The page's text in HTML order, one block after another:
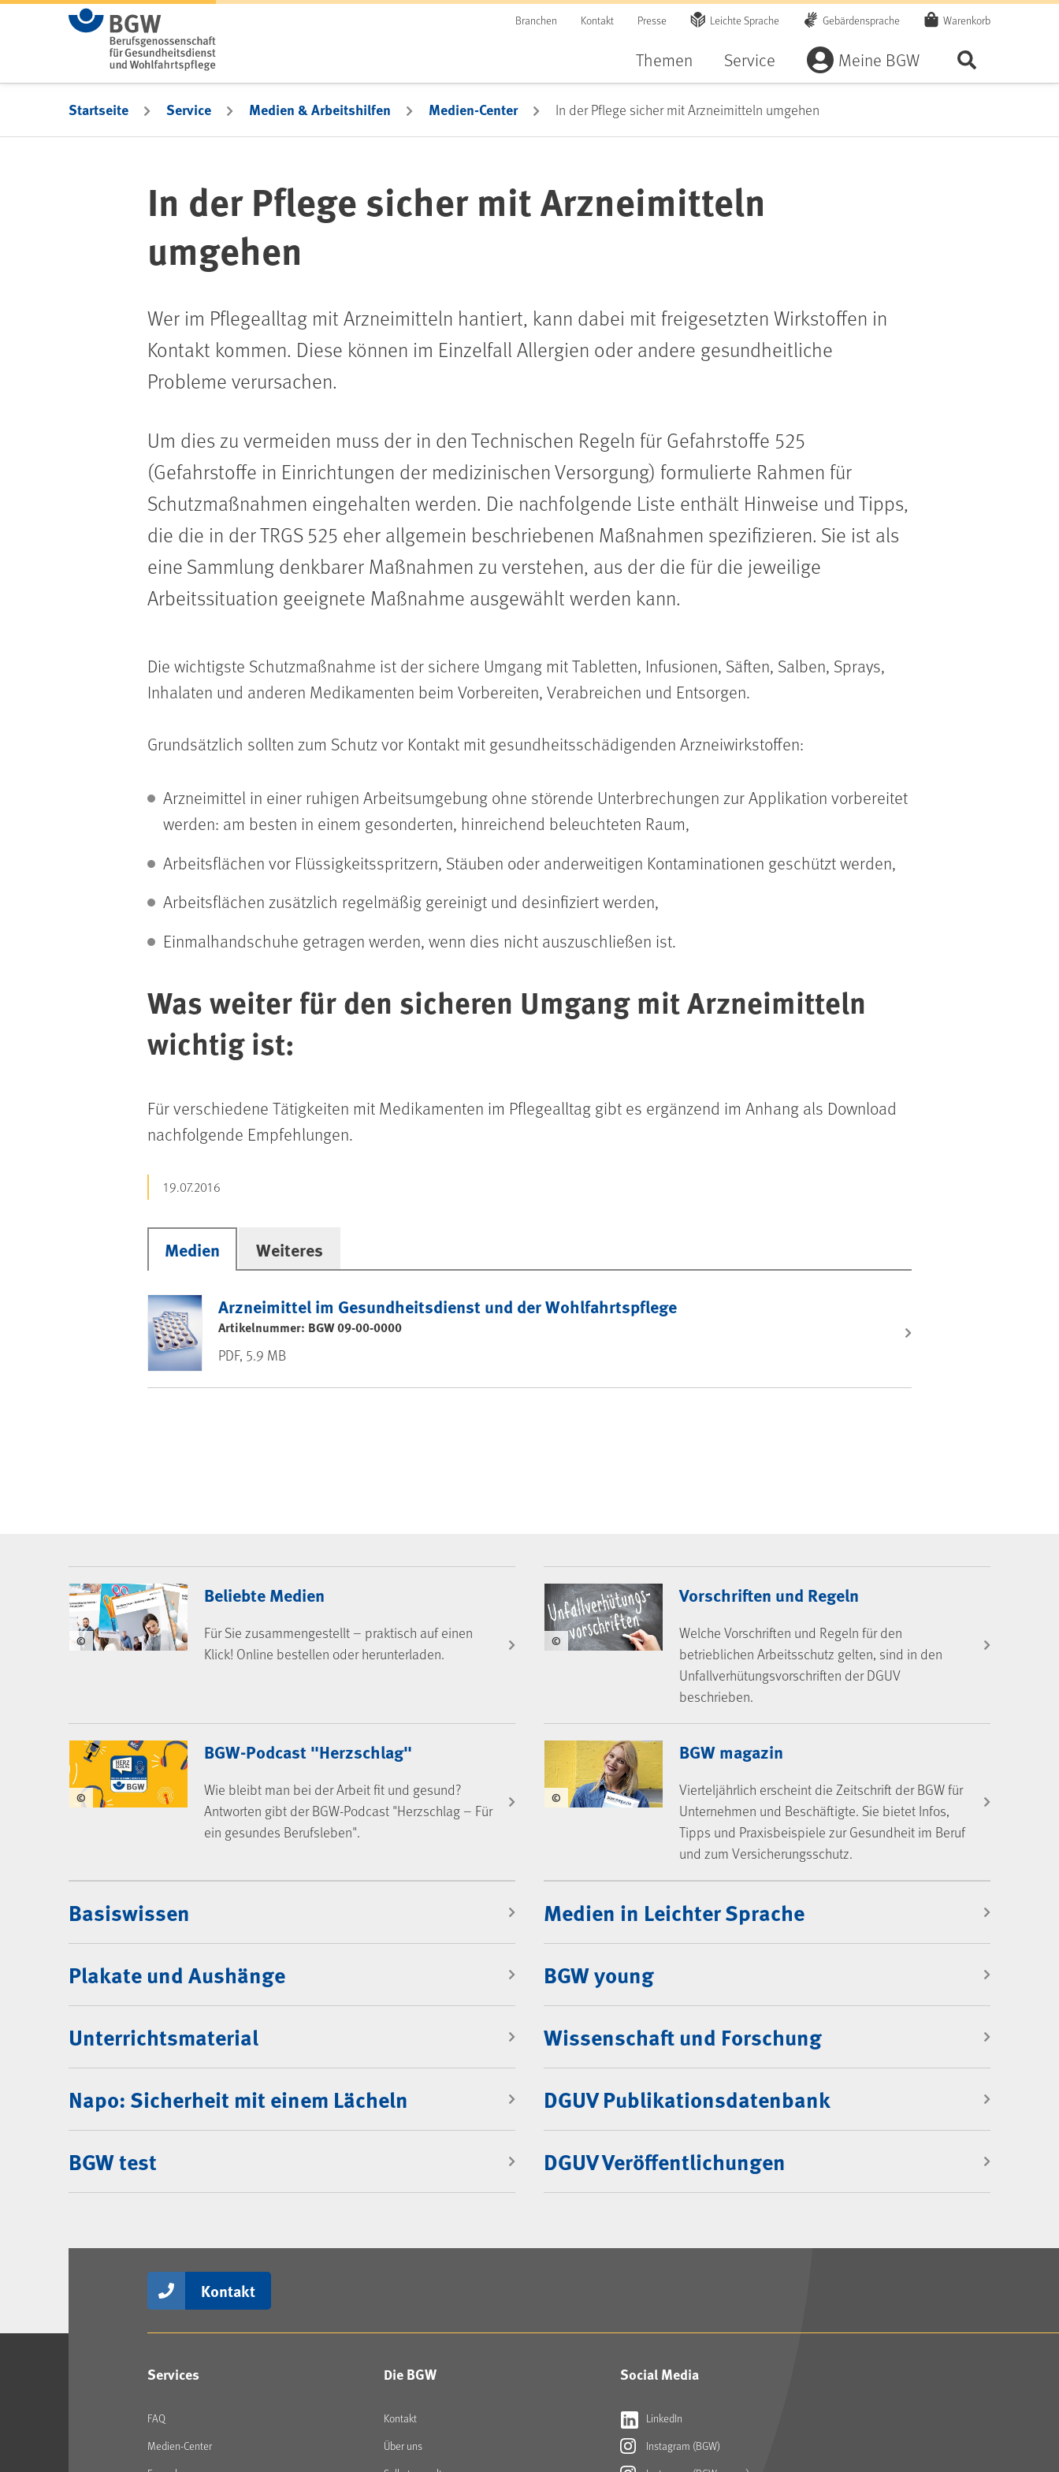
Zum Hauptinhalt springen Branchen Kontakt Presse Leichte Sprache Gebärdensprache Warenkorb
Themen Service Meine BGW
Startseite Service Medien & Arbeitshilfen Medien-Center In der Pflege sicher mit Arzneimitteln umgehen
In der Pflege sicher mit Arzneimitteln
umgehen
Wer im Pflegealltag mit Arzneimitteln hantiert, kann dabei mit freigesetzten Wirkstoffen in
Kontakt kommen. Diese können im Einzelfall Allergien oder andere gesundheitliche
Probleme verursachen.
Um dies zu vermeiden muss der in den Technischen Regeln für Gefahrstoffe 525
(Gefahrstoffe in Einrichtungen der medizinischen Versorgung) formulierte Rahmen für
Schutzmaßnahmen eingehalten werden. Die nachfolgende Liste enthält Hinweise und Tipps,
die die in der TRGS 525 eher allgemein beschriebenen Maßnahmen spezifizieren. Sie ist als
eine Sammlung denkbarer Maßnahmen zu verstehen, aus der die für die jeweilige
Arbeitssituation geeignete Maßnahme ausgewählt werden kann.
Die wichtigste Schutzmaßnahme ist der sichere Umgang mit Tabletten, Infusionen, Säften, Salben, Sprays,
Inhalaten und anderen Medikamenten beim Vorbereiten, Verabreichen und Entsorgen.
Grundsätzlich sollten zum Schutz vor Kontakt mit gesundheitsschädigenden Arzneiwirkstoffen:
Arzneimittel in einer ruhigen Arbeitsumgebung ohne störende Unterbrechungen zur Applikation vorbereitet
werden: am besten in einem gesonderten, hinreichend beleuchteten Raum,
Arbeitsflächen vor Flüssigkeitsspritzern, Stäuben oder anderweitigen Kontaminationen geschützt werden,
Arbeitsflächen zusätzlich regelmäßig gereinigt und desinfiziert werden,
Einmalhandschuhe getragen werden, wenn dies nicht auszuschließen ist.
Was weiter für den sicheren Umgang mit Arzneimitteln
wichtig ist:
Für verschiedene Tätigkeiten mit Medikamenten im Pflegealltag gibt es ergänzend im Anhang als Download
nachfolgende Empfehlungen.
19.07.2016
Medien
Arzneimittel im Gesundheitsdienst und der Wohlfahrtspflege
Artikelnummer: BGW 09-00-0000
PDF, 5.9 MB
Weiteres
BGW-Mediencenter
Beliebte Medien
Für Sie zusammengestellt – praktisch auf einen
Klick! Online bestellen oder herunterladen.
©
Vorschriften und Regeln
Welche Vorschriften und Regeln für den
betrieblichen Arbeitsschutz gelten, sind in den
Unfallverhütungsvorschriften der DGUV
beschrieben.
©
BGW-Podcast "Herzschlag"
Wie bleibt man bei der Arbeit fit und gesund?
Antworten gibt der BGW-Podcast "Herzschlag – Für
ein gesundes Berufsleben".
©
BGW magazin
Vierteljährlich erscheint die Zeitschrift der BGW für
Unternehmen und Beschäftigte. Sie bietet Infos,
Tipps und Praxisbeispiele zur Gesundheit im Beruf
und zum Versicherungsschutz.
©
Mediencenter
Basiswissen
Medien in Leichter Sprache
Plakate und Aushänge
BGW young
Unterrichtsmaterial
Wissenschaft und Forschung
Napo: Sicherheit mit einem Lächeln
DGUV Publikationsdatenbank
BGW test
DGUV Veröffentlichungen
Kontakt
Services
FAQ
Medien-Center
Die BGW
Kontakt
Über uns
Social Media
LinkedIn
Instagram (BGW)